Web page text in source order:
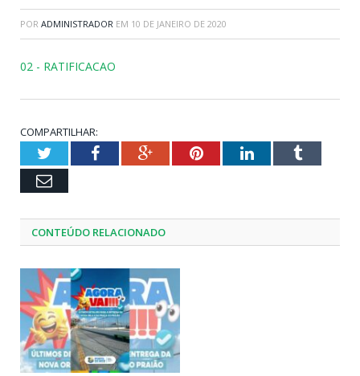
POR ADMINISTRADOR EM 10 DE JANEIRO DE 2020
02 - RATIFICACAO
COMPARTILHAR:
TwitterFacebookGoogle+PinterestLinkedInTumblr
Email
CONTEÚDO RELACIONADO